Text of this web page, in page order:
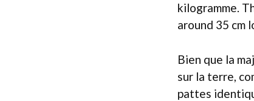
kilogramme.
around 35 cm
Bien que la
sur la terre,
pattes